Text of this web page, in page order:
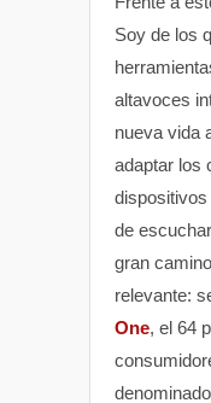
Soy de los
altavoces
nueva vida
adaptar los
de
gran
relevante:
One, el 64